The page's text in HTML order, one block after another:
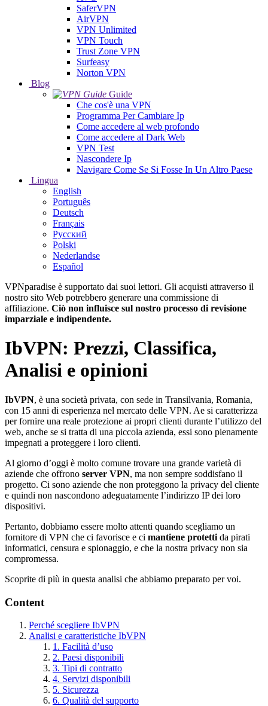
SaferVPN
AirVPN
VPN Unlimited
VPN Touch
Trust Zone VPN
Surfeasy
Norton VPN
Blog
Guide
Che cos'è una VPN
Programma Per Cambiare Ip
Come accedere al web profondo
Come accedere al Dark Web
VPN Test
Nascondere Ip
Navigare Come Se Si Fosse In Un Altro Paese
Lingua
English
Português
Deutsch
Français
Русский
Polski
Nederlandse
Español
VPNparadise è supportato dai suoi lettori. Gli acquisti attraverso il
nostro sito Web potrebbero generare una commissione di
affiliazione. Ciò non influisce sul nostro processo di revisione
imparziale e indipendente.
IbVPN: Prezzi, Classifica,
Analisi e opinioni
IbVPN, è una società privata, con sede in Transilvania, Romania,
con 15 anni di esperienza nel mercato delle VPN. Ae si caratterizza
per fornire una reale protezione ai propri clienti durante l’utilizzo del
web, anche se si tratta di una piccola azienda, essi sono pienamente
impegnati a proteggere i loro clienti.
Al giorno d’oggi è molto comune trovare una grande varietà di
aziende che offrono server VPN, ma non sempre soddisfano il
progetto. Ci sono aziende che non proteggono la privacy del cliente
e quindi non nascondono adeguatamente l’indirizzo IP dei loro
dispositivi.
Pertanto, dobbiamo essere molto attenti quando scegliamo un
fornitore di VPN che ci favorisce e ci mantiene protetti da pirati
informatici, censura e spionaggio, e che la nostra privacy non sia
compromessa.
Scoprite di più in questa analisi che abbiamo preparato per voi.
Content
Perché scegliere IbVPN
Analisi e caratteristiche IbVPN
1. Facilità d’uso
2. Paesi disponibili
3. Tipi di contratto
4. Servizi disponibili
5. Sicurezza
6. Qualità del supporto